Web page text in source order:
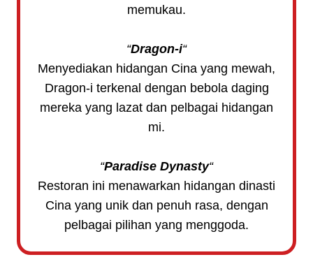
memukau.
“Dragon-i“
Menyediakan hidangan Cina yang mewah,
Dragon-i terkenal dengan bebola daging
mereka yang lazat dan pelbagai hidangan
mi.
“Paradise Dynasty“
Restoran ini menawarkan hidangan dinasti
Cina yang unik dan penuh rasa, dengan
pelbagai pilihan yang menggoda.